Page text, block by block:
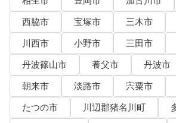
西脇市
宝塚市 三木市
川西市
小野市 三田市
丹波篠山市
養父市 丹波市
朝来市
淡路市 宍粟市
たつの市
川辺郡猪名川町